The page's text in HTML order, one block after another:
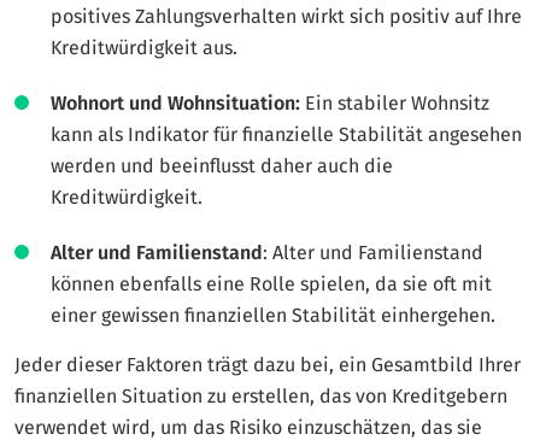
positives Zahlungsverhalten wirkt sich positiv auf Ihre
Kreditwürdigkeit aus.
Wohnort und Wohnsituation: Ein stabiler Wohnsitz
kann als Indikator für finanzielle Stabilität angesehen
werden und beeinflusst daher auch die
Kreditwürdigkeit.
Alter und Familienstand: Alter und Familienstand
können ebenfalls eine Rolle spielen, da sie oft mit
einer gewissen finanziellen Stabilität einhergehen.
Jeder dieser Faktoren trägt dazu bei, ein Gesamtbild Ihrer
finanziellen Situation zu erstellen, das von Kreditgebern
verwendet wird, um das Risiko einzuschätzen, das sie